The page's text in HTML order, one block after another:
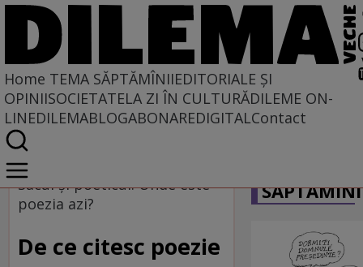
Home TEMA SĂPTĂMÎNIIEDITORIALE ȘI
OPINIISOCIETATELA ZI ÎN CULTURĂDILEME ON-
LINEDILEMABLOGABONAREDIGITALContact
Home
Tema săptămînii
Sacul şi poeticul. Unde este
poezia azi?
De ce citesc poezie